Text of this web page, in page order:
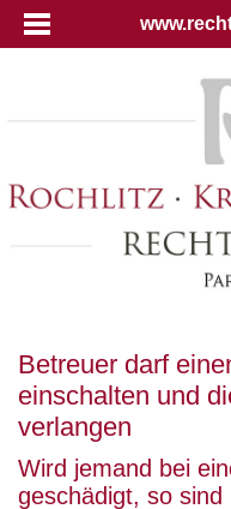
Betreuer darf
einschalten und
verlangen
Wird jemand bei
geschädigt, so sind